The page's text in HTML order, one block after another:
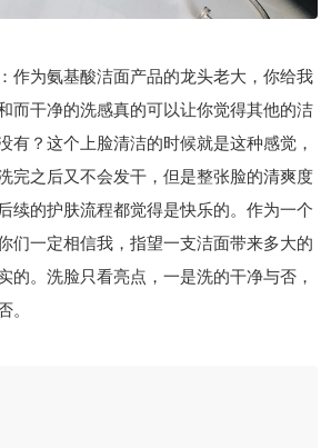
作为氨基酸洁面产品的龙头老大，你给我
而干净的洗感真的可以让你觉得其他的洁
有？这个上脸清洁的时候就是这种感觉，
完之后又不会发干，但是整张脸的清爽度
续的护肤流程都觉得是快乐的。作为一个
们一定相信我，指望一支洁面带来多大的
的。洗脸只看亮点，一是洗的干净与否，